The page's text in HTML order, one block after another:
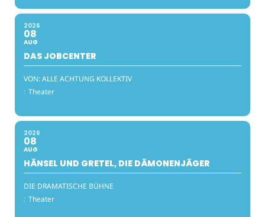
2026
08
AUG
DAS JOBCENTER
VON: ALLE ACHTUNG KOLLEKTIV
: Theater
2026
08
AUG
HÄNSEL UND GRETEL, DIE DÄMONENJÄGER
DIE DRAMATISCHE BÜHNE
: Theater